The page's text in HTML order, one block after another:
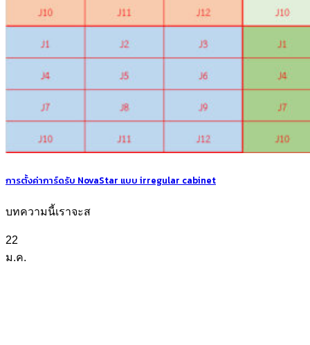
การตั้งค่าการ์ดรับ NovaStar แบบ irregular cabinet
บทความนี้เราจะส
22
ม.ค.